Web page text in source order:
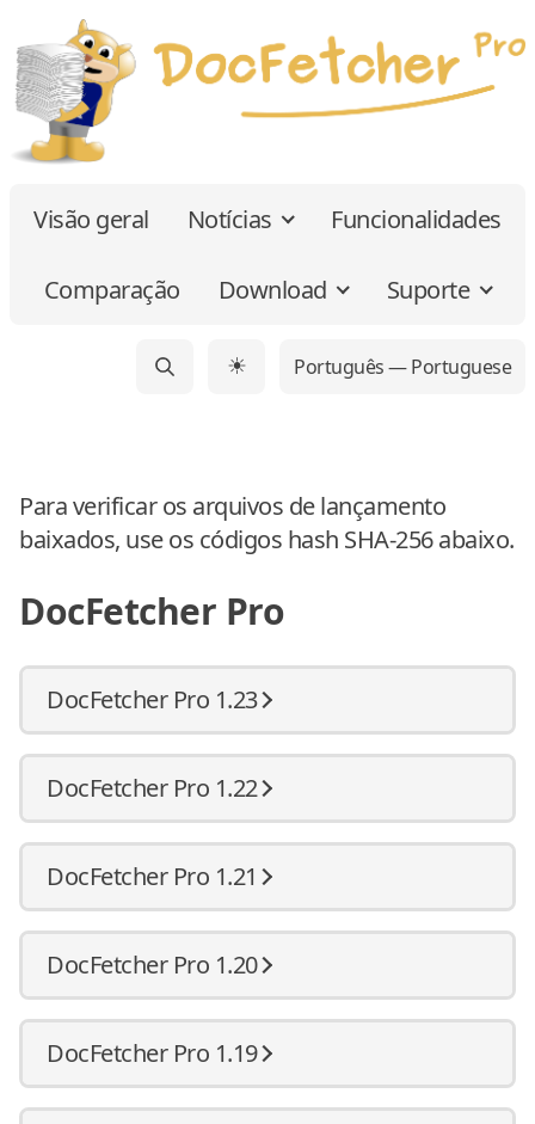
Visão geral Notícias Funcionalidades
Comparação Download Suporte
☀ Português — Portuguese
Para verificar os arquivos de lançamento
baixados, use os códigos hash SHA-256 abaixo.
DocFetcher Pro
DocFetcher Pro 1.23
DocFetcher Pro 1.22
DocFetcher Pro 1.21
DocFetcher Pro 1.20
DocFetcher Pro 1.19